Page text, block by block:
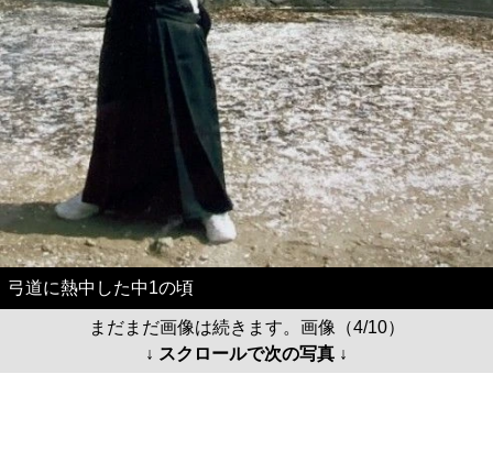
弓道に熱中した中1の頃
まだまだ画像は続きます。画像（4/10）
↓ スクロールで次の写真 ↓